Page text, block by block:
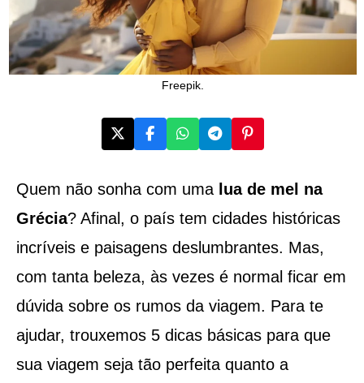
Freepik.
Quem não sonha com uma lua de mel na
Grécia? Afinal, o país tem cidades históricas
incríveis e paisagens deslumbrantes. Mas,
com tanta beleza, às vezes é normal ficar em
dúvida sobre os rumos da viagem. Para te
ajudar, trouxemos 5 dicas básicas para que
sua viagem seja tão perfeita quanto a